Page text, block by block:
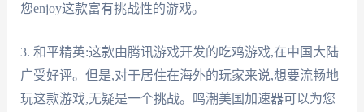
您enjoy这款富有挑战性的游戏。
3. 和平精英:这款由腾讯游戏开发的吃鸡游戏,在中国大陆
广受好评。但是,对于居住在海外的玩家来说,想要流畅地
玩这款游戏,无疑是一个挑战。鸣潮美国加速器可以为您